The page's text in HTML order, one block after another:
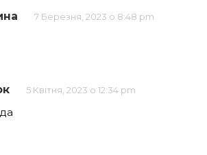
7 Березня, 2023 о 8:48 pm
5 Квітня, 2023 о 12:34 pm